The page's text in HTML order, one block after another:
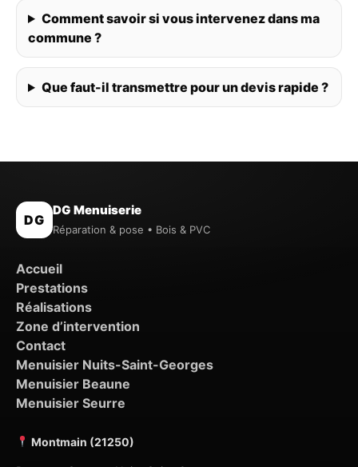
Comment savoir si vous intervenez dans ma
commune ?
Que faut-il transmettre pour un devis rapide ?
DG
DG Menuiserie
Réparation & pose • Bois & PVC
Accueil
Prestations
Réalisations
Zone d’intervention
Contact
Menuisier Nuits-Saint-Georges
Menuisier Beaune
Menuisier Seurre
Montmain (21250)